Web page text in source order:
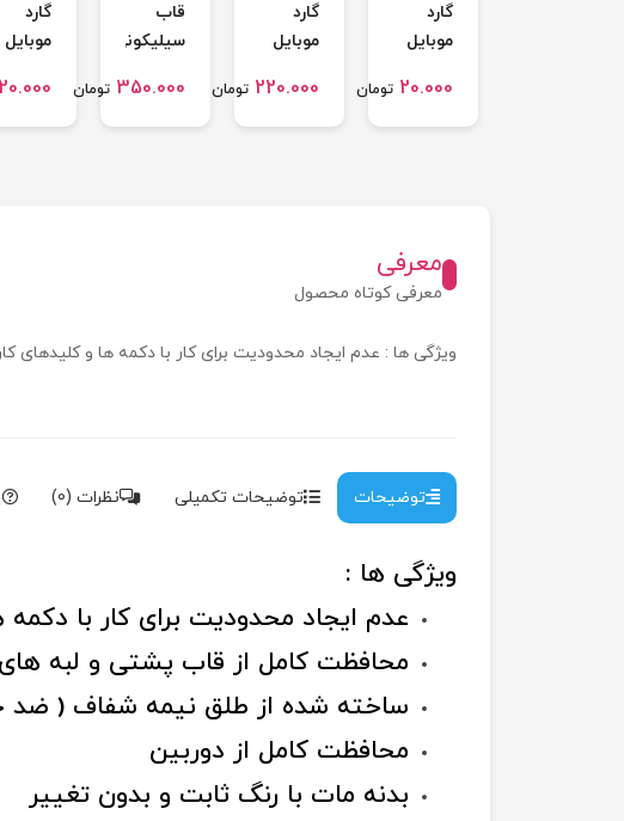
گارد
موبایل
مات
کشویی
A 72
تومان20.000
گارد
موبایل
زیر
بسته
تومان220.000
قاب
سیلیکونی
پاک کنی
آیفون
تومان350.000
گارد
موبایل
مات
کشویی
معرفی
معرفی کوتاه محصول
ویژگی ها : عدم ایجاد محدودیت برای کار با دکمه ها و
توضیحات توضیحات تکمیلی نظرات (0)
ویژگی ها :
عدم ایجاد محدودیت برای کار با
محافظت کامل از قاب پشتی و لبه
ساخته شده از طلق نیمه شفاف (
محافظت کامل از دوربین
بدنه مات با رنگ ثابت و بدون تغییر